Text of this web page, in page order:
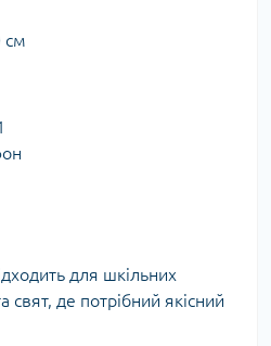
см
для шкільних
свят, де потрібний якісний